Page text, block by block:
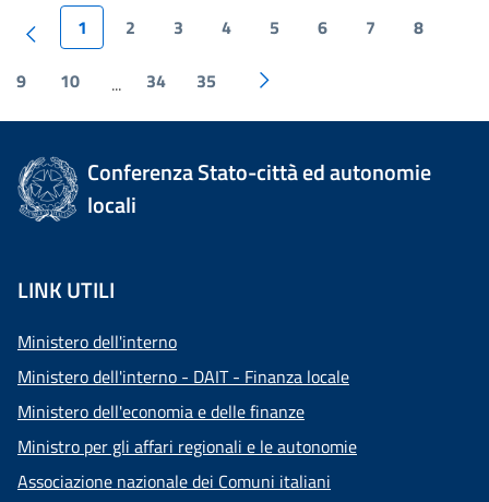
1 2 3 4 5 6 7 8
9 10 ... 34 35
Conferenza Stato-città ed autonomie
locali
LINK UTILI
Ministero dell'interno
Ministero dell'interno - DAIT - Finanza locale
Ministero dell'economia e delle finanze
Ministro per gli affari regionali e le autonomie
Associazione nazionale dei Comuni italiani